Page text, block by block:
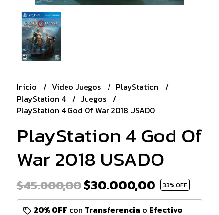
Inicio Video Juegos
PlayStation
PlayStation 4
Juegos
PlayStation 4 God Of War 2018 USADO
PlayStation 4 God Of
War 2018 USADO
$45.000,00$30.000,00 33% OFF
20% OFF con Transferencia o Efectivo